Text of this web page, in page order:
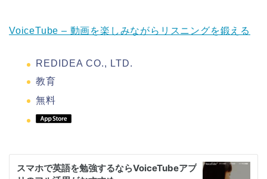
VoiceTube – 動画を楽しみながらリスニングを鍛える
REDIDEA CO., LTD.
教育
無料